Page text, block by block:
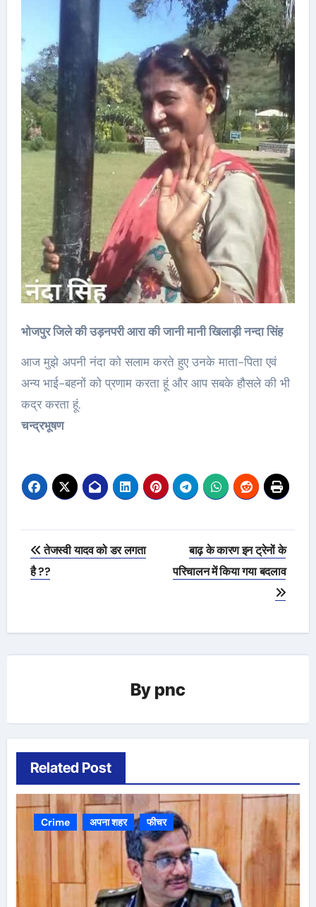
भोजपुर जिले की उड़नपरी आरा की जानी मानी खिलाड़ी नन्दा सिंह
आज मुझे अपनी नंदा को सलाम करते हुए उनके माता-पिता एवं
अन्य भाई-बहनों को प्रणाम करता हूं और आप सबके हौसले की भी
कद्र करता हूं.
चन्द्रभूषण
Post
navigation
तेजस्वी यादव को डर लगता
है ??
बाढ़ के कारण इन ट्रेनों के
परिचालन में किया गया बदलाव
By pnc
Related Post
Crime अपना शहर फीचर